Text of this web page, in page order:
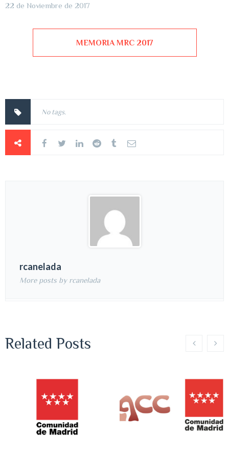
22 de Noviembre de 2017
MEMORIA MRC 2017
No tags.
rcanelada
More posts by rcanelada
Related Posts